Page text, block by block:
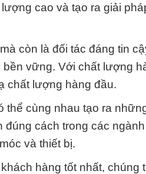
cao và tạo ra giải
còn là đối tác đáng tin
vững. Với chất lượng
chất lượng hàng đầu.
thể cùng nhau tạo ra
cách trong các
và thiết bị.
hàng tốt nhất, chúng